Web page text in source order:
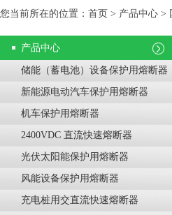
您当前所在的位置：首页 > 产品中心 >
产品中心
储能（蓄电池）设备保护用熔断器
新能源电动汽车保护用熔断器
机车保护用熔断器
2400VDC 直流快速熔断器
光伏太阳能保护用熔断器
风能设备保护用熔断器
充电桩用交直流快速熔断器